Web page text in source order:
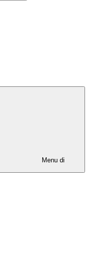
Menu di